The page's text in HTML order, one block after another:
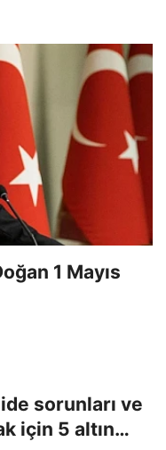
1 Mayıs
sorunları ve
için 5 altın